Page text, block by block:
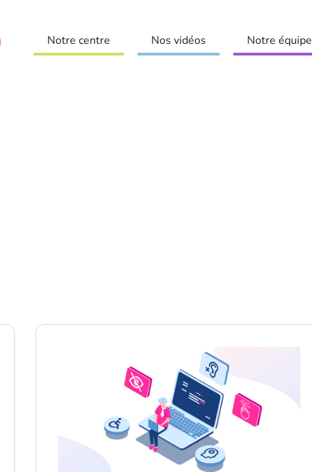
Notre centre Nos vidéos Notre équipe